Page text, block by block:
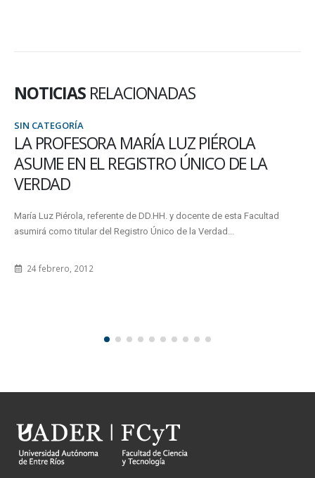
NOTICIAS RELACIONADAS
SIN CATEGORÍA
LA PROFESORA MARÍA LUZ PIÉROLA
ASUME EN EL REGISTRO ÚNICO DE LA
VERDAD
María Luz Piérola, referente de DD.HH. y docente de esta Facultad
asumirá como titular del Registro Único de la Verdad...
24 febrero, 2012